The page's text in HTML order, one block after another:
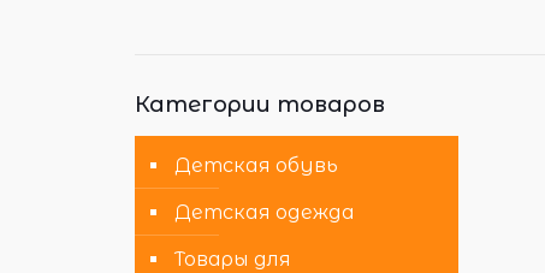
Категории товаров
Детская обувь
Детская одежда
Товары для